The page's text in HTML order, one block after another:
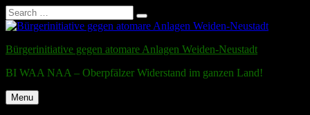
Search
for:
Search
Skip
content
Bürgerinitiative gegen atomare Anlagen Weiden-Neustadt
BI WAA NAA – Oberpfälzer Widerstand im ganzen Land!
Menu